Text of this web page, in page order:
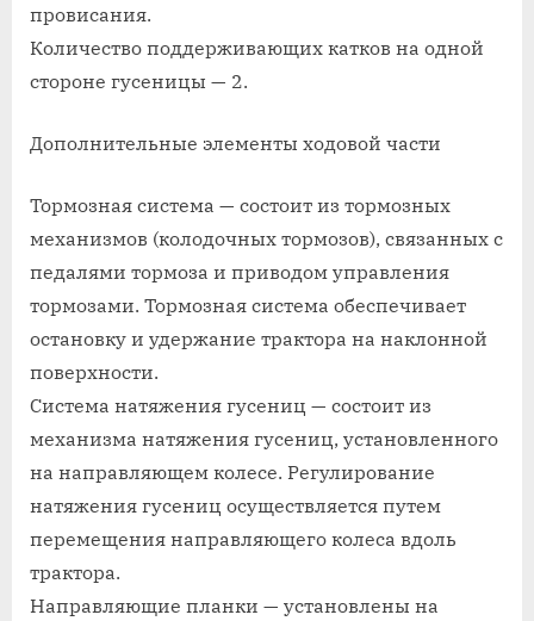
провисания.
Количество поддерживающих катков на одной
стороне гусеницы — 2.
Дополнительные элементы ходовой части
Тормозная система — состоит из тормозных
механизмов (колодочных тормозов), связанных с
педалями тормоза и приводом управления
тормозами. Тормозная система обеспечивает
остановку и удержание трактора на наклонной
поверхности.
Система натяжения гусениц — состоит из
механизма натяжения гусениц, установленного
на направляющем колесе. Регулирование
натяжения гусениц осуществляется путем
перемещения направляющего колеса вдоль
трактора.
Направляющие планки — установлены на